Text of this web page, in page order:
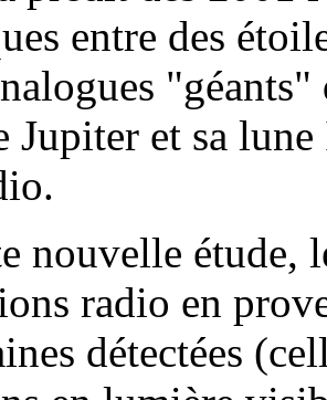
entre des
Jupiter et sa
nouvelle étude,
radio en
détectées